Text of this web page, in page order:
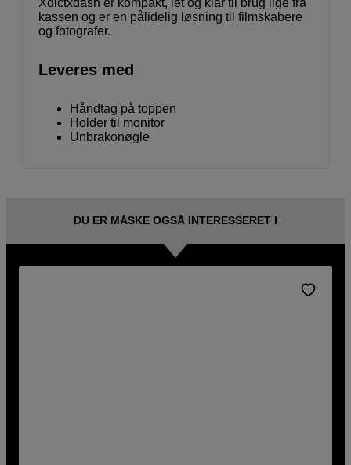
Xdictxdash er kompakt, let og klar til brug lige fra
kassen og er en pålidelig løsning til filmskabere
og fotografer.
Leveres med
Håndtag på toppen
Holder til monitor
Unbrakonøgle
DU ER MÅSKE OGSÅ INTERESSERET I